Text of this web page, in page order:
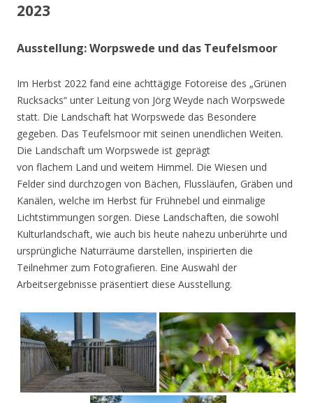
2023
Ausstellung: Worpswede und das Teufelsmoor
Im Herbst 2022 fand eine achttägige Fotoreise des „Grünen
Rucksacks“ unter Leitung von Jörg Weyde nach Worpswede
statt. Die Landschaft hat Worpswede das Besondere
gegeben. Das Teufelsmoor mit seinen unendlichen Weiten.
Die Landschaft um Worpswede ist geprägt
von flachem Land und weitem Himmel. Die Wiesen und
Felder sind durchzogen von Bächen, Flussläufen, Gräben und
Kanälen, welche im Herbst für Frühnebel und einmalige
Lichtstimmungen sorgen. Diese Landschaften, die sowohl
Kulturlandschaft, wie auch bis heute nahezu unberührte und
ursprüngliche Naturräume darstellen, inspirierten die
Teilnehmer zum Fotografieren. Eine Auswahl der
Arbeitsergebnisse präsentiert diese Ausstellung.